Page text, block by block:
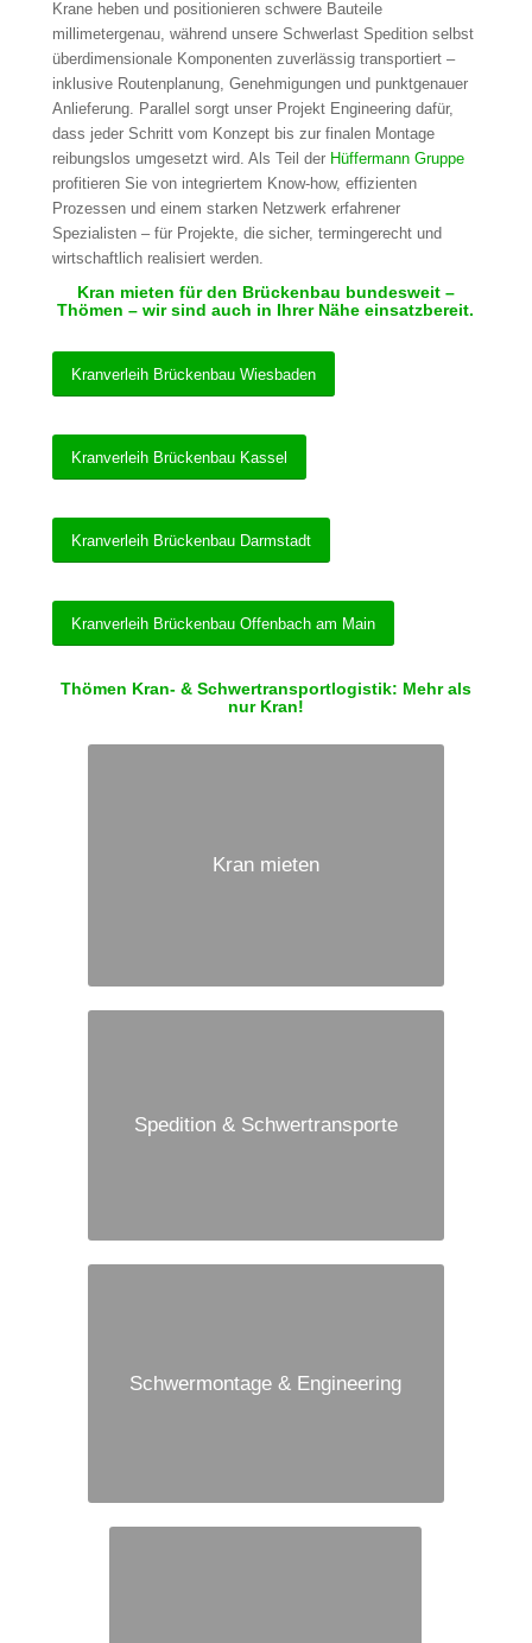
Krane heben und positionieren schwere Bauteile
millimetergenau, während unsere Schwerlast Spedition selbst
überdimensionale Komponenten zuverlässig transportiert –
inklusive Routenplanung, Genehmigungen und punktgenauer
Anlieferung. Parallel sorgt unser Projekt Engineering dafür,
dass jeder Schritt vom Konzept bis zur finalen Montage
reibungslos umgesetzt wird. Als Teil der Hüffermann Gruppe
profitieren Sie von integriertem Know-how, effizienten
Prozessen und einem starken Netzwerk erfahrener
Spezialisten – für Projekte, die sicher, termingerecht und
wirtschaftlich realisiert werden.
Kran mieten für den Brückenbau bundesweit –
Thömen – wir sind auch in Ihrer Nähe einsatzbereit.
Kranverleih Brückenbau Wiesbaden
Kranverleih Brückenbau Kassel
Kranverleih Brückenbau Darmstadt
Kranverleih Brückenbau Offenbach am Main
Thömen Kran- & Schwertransportlogistik: Mehr als
nur Kran!
Kran mieten
Spedition & Schwertransporte
Schwermontage & Engineering